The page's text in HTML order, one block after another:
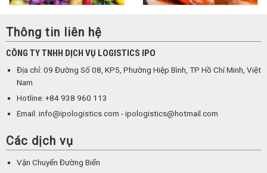
Thông tin liên hệ
CÔNG TY TNHH DỊCH VỤ LOGISTICS IPO
Địa chỉ: 09 Đường Số 08, KP5, Phường Hiệp Bình, TP Hồ Chí Minh, Việt
Nam
Hotline: +84 938 960 113
Email: info@ipologistics.com - ipologistics@hotmail.com
Các dịch vụ
Vận Chuyển Đường Biển